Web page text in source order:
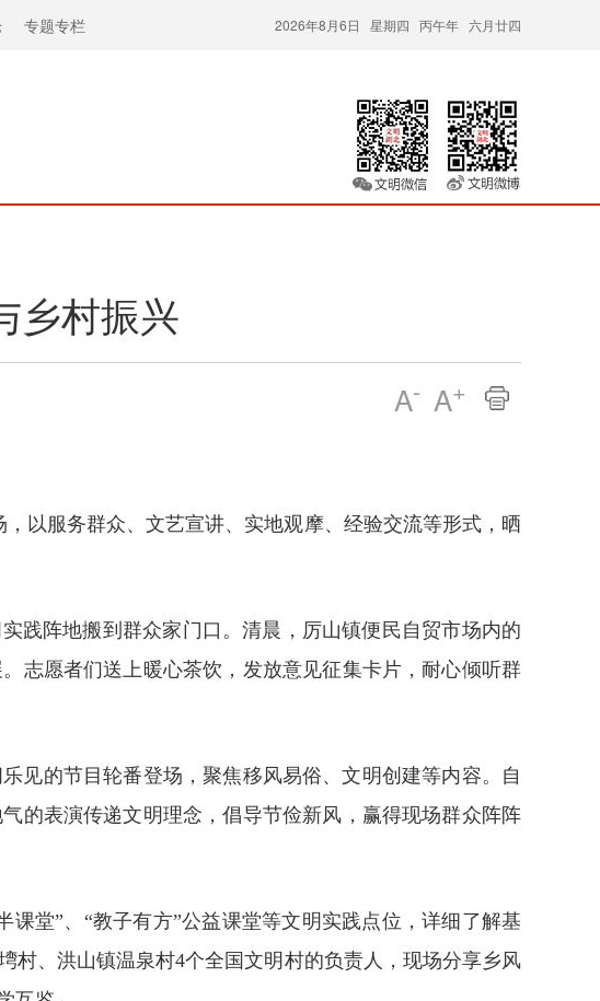
专题专栏 2026年8月6日 星期四 丙午年 六月廿四
乡村振兴
A- A+
以服务群众、文艺宣讲、实地观摩、经验交流等形式，晒
践阵地搬到群众家门口。清晨，厉山镇便民自贸市场内的
志愿者们送上暖心茶饮，发放意见征集卡片，耐心倾听群
见的节目轮番登场，聚焦移风易俗、文明创建等内容。自
的表演传递文明理念，倡导节俭新风，赢得现场群众阵阵
堂”、“教子有方”公益课堂等文明实践点位，详细了解基
村、洪山镇温泉村4个全国文明村的负责人，现场分享乡风